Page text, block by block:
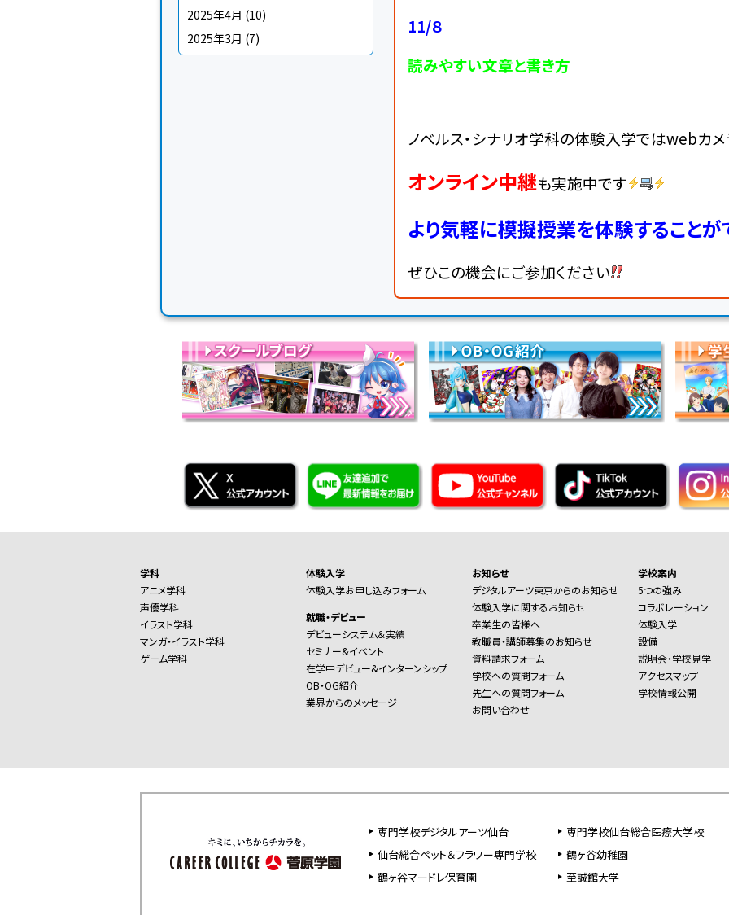
2025年4月 (10)
2025年3月 (7)
11/８
読みやすい文章と書き方
ノベルス・シナリオ学科の体験入学ではwebカメ
オンライン中継も実施中です
より気軽に模擬授業を体験することが
ぜひこの機会にご参加ください
学科
アニメ学科
声優学科
イラスト学科
マンガ・イラスト学科
ゲーム学科
体験入学
体験入学お申し込みフォーム
就職・デビュー
デビューシステム＆実績
セミナー&イベント
在学中デビュー&インターンシップ
OB・OG紹介
業界からのメッセージ
お知らせ
デジタルアーツ東京からのお知らせ
体験入学に関するお知らせ
卒業生の皆様へ
教職員・講師募集のお知らせ
資料請求フォーム
学校への質問フォーム
先生への質問フォーム
お問い合わせ
学校案内
5つの強み
コラボレーション
体験入学
設備
説明会・学校見学
アクセスマップ
学校情報公開
専門学校デジタルアーツ仙台
専門学校仙台総合医療大学校
仙台総合ペット＆フラワー専門学校
鶴ヶ谷幼稚園
鶴ヶ谷マードレ保育園
至誠館大学